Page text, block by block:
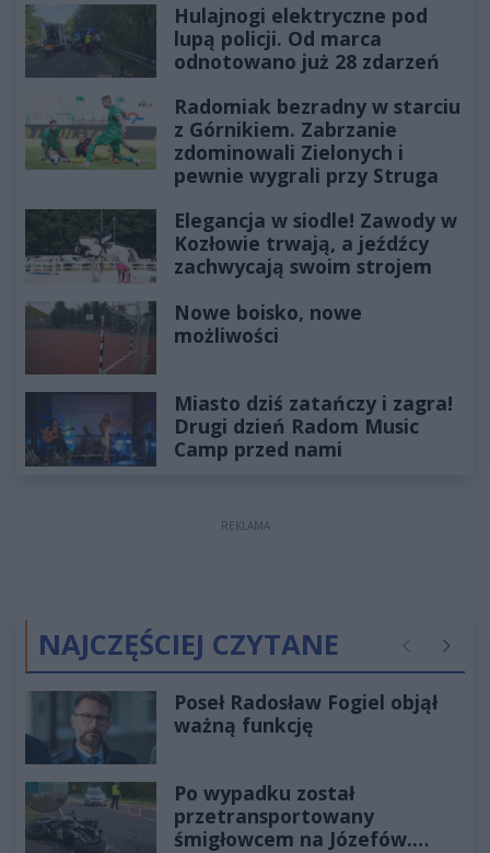
Hulajnogi elektryczne pod
lupą policji. Od marca
odnotowano już 28 zdarzeń
Radomiak bezradny w starciu
z Górnikiem. Zabrzanie
zdominowali Zielonych i
pewnie wygrali przy Struga
Elegancja w siodle! Zawody w
Kozłowie trwają, a jeźdźcy
zachwycają swoim strojem
Nowe boisko, nowe
możliwości
Miasto dziś zatańczy i zagra!
Drugi dzień Radom Music
Camp przed nami
REKLAMA
NAJCZĘŚCIEJ CZYTANE Poprzednie
Poseł Radosław Fogiel objął
ważną funkcję
Po wypadku został
przetransportowany
śmigłowcem na Józefów.